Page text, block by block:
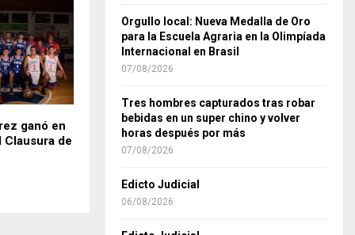
ganó en
Clausura de
Orgullo local: Nueva Medalla de Oro
para la Escuela Agraria en la Olimpíada
Internacional en Brasil
07/08/2026
Tres hombres capturados tras robar
bebidas en un super chino y volver
horas después por más
07/08/2026
Edicto Judicial
06/08/2026